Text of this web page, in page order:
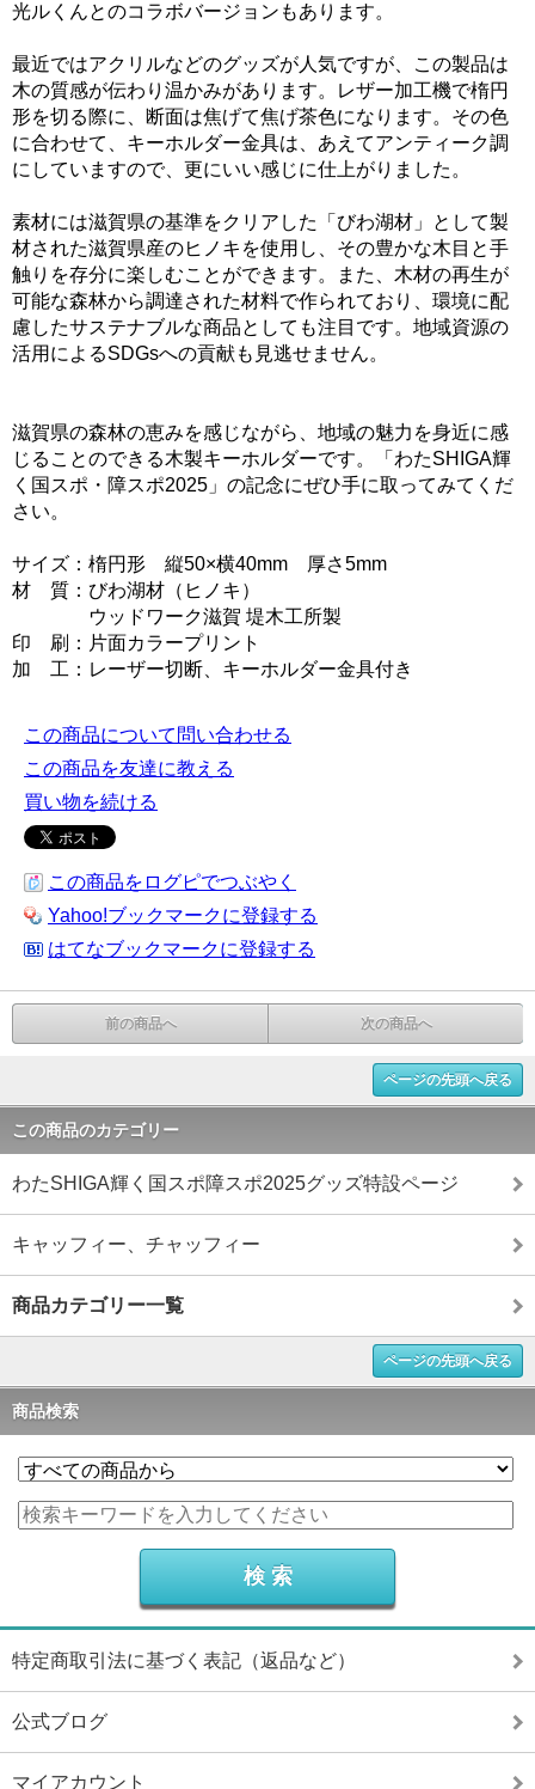
光ルくんとのコラボバージョンもあります。
最近ではアクリルなどのグッズが人気ですが、この製品は
木の質感が伝わり温かみがあります。レザー加工機で楕円
形を切る際に、断面は焦げて焦げ茶色になります。その色
に合わせて、キーホルダー金具は、あえてアンティーク調
にしていますので、更にいい感じに仕上がりました。
素材には滋賀県の基準をクリアした「びわ湖材」として製
材された滋賀県産のヒノキを使用し、その豊かな木目と手
触りを存分に楽しむことができます。また、木材の再生が
可能な森林から調達された材料で作られており、環境に配
慮したサステナブルな商品としても注目です。地域資源の
活用によるSDGsへの貢献も見逃せません。
滋賀県の森林の恵みを感じながら、地域の魅力を身近に感
じることのできる木製キーホルダーです。「わたSHIGA輝
く国スポ・障スポ2025」の記念にぜひ手に取ってみてくだ
さい。
サイズ：楕円形 縦50×横40mm 厚さ5mm
材 質：びわ湖材（ヒノキ）
ウッドワーク滋賀 堤木工所製
印 刷：片面カラープリント
加 工：レーザー切断、キーホルダー金具付き
この商品について問い合わせる
この商品を友達に教える
買い物を続ける
この商品をログピでつぶやく
Yahoo!ブックマークに登録する
はてなブックマークに登録する
前の商品へ 次の商品へ
ページの先頭へ戻る
この商品のカテゴリー
わたSHIGA輝く国スポ障スポ2025グッズ特設ページ
キャッフィー、チャッフィー
商品カテゴリー一覧
ページの先頭へ戻る
商品検索
特定商取引法に基づく表記（返品など）
公式ブログ
マイアカウント